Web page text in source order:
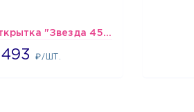
Шарик-открытка "Звезда 45 см" №1
493₽/ШТ.
493